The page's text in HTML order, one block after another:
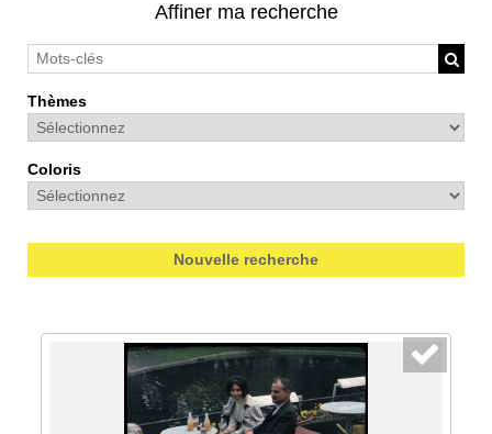
Affiner ma recherche
Thèmes
Coloris
Nouvelle recherche